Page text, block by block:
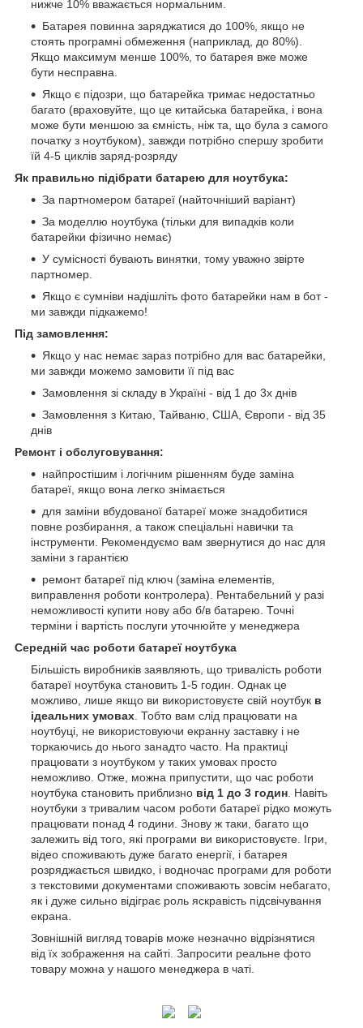
нижче 10% вважається нормальним.
Батарея повинна заряджатися до 100%, якщо не
стоять програмні обмеження (наприклад, до 80%).
Якщо максимум менше 100%, то батарея вже може
бути несправна.
Якщо є підозри, що батарейка тримає недостатньо
багато (враховуйте, що це китайська батарейка, і вона
може бути меншою за ємність, ніж та, що була з самого
початку з ноутбуком), завжди потрібно спершу зробити
їй 4-5 циклів заряд-розряду
Як правильно підібрати батарею для ноутбука:
За партномером батареї (найточніший варіант)
За моделлю ноутбука (тільки для випадків коли
батарейки фізично немає)
У сумісності бувають винятки, тому уважно звірте
партномер.
Якщо є сумніви надішліть фото батарейки нам в бот -
ми завжди підкажемо!
Під замовлення:
Якщо у нас немає зараз потрібно для вас батарейки,
ми завжди можемо замовити її під вас
Замовлення зі складу в Україні - від 1 до 3х днів
Замовлення з Китаю, Тайваню, США, Європи - від 35
днів
Ремонт і обслуговування:
найпростішим і логічним рішенням буде заміна
батареї, якщо вона легко знімається
для заміни вбудованої батареї може знадобитися
повне розбирання, а також спеціальні навички та
інструменти. Рекомендуємо вам звернутися до нас для
заміни з гарантією
ремонт батареї під ключ (заміна елементів,
виправлення роботи контролера). Рентабельний у разі
неможливості купити нову або б/в батарею. Точні
терміни і вартість послуги уточнюйте у менеджера
Середній час роботи батареї ноутбука
Більшість виробників заявляють, що тривалість роботи
батареї ноутбука становить 1-5 годин. Однак це
можливо, лише якщо ви використовуєте свій ноутбук в
ідеальних умовах . Тобто вам слід працювати на
ноутбуці, не використовуючи екранну заставку і не
торкаючись до нього занадто часто. На практиці
працювати з ноутбуком у таких умовах просто
неможливо. Отже, можна припустити, що час роботи
ноутбука становить приблизно від 1 до 3 годин . Навіть
ноутбуки з тривалим часом роботи батареї рідко можуть
працювати понад 4 години. Знову ж таки, багато що
залежить від того, які програми ви використовуєте. Ігри,
відео споживають дуже багато енергії, і батарея
розряджається швидко, і водночас програми для роботи
з текстовими документами споживають зовсім небагато,
як і дуже сильно відіграє роль яскравість підсвічування
екрана.
Зовнішній вигляд товарів може незначно відрізнятися
від їх зображення на сайті. Запросити реальне фото
товару можна у нашого менеджера в чаті.